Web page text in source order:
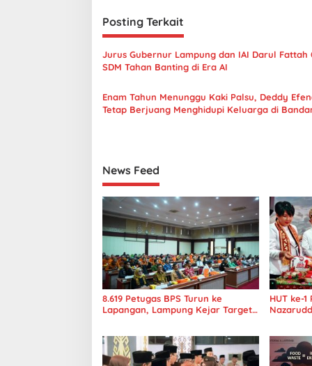
i
g
a
s
i
p
Posting Terkait
Jurus Gubernur Lampung dan IAI Darul Fattah
SDM Tahan Banting di Era AI
Enam Tahun Menunggu Kaki Palsu, Deddy
Tetap Berjuang Menghidupi Keluarga di
News Feed
8.619 Petugas BPS Turun ke
Lapangan, Lampung Kejar Target
HUT ke-